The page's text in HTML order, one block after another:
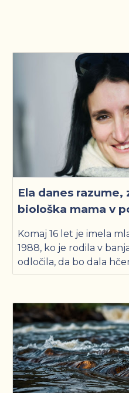
Ela danes razume,
biološka mama v
Komaj 16 let je imela
1988, ko je rodila v
odločila, da bo dala